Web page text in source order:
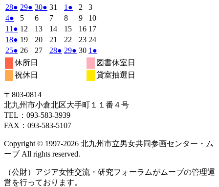
曜
日
曜
日
曜
日
曜
日
曜
日
曜
日
282022
年
3
月
28
日
● (1
件
の
イ
ベ
ン
ト)
292022
年
29
日
● (1
件
の
イ
ベ
ン
ト)
302022
30
日
● (1
件
の
イ
ベ
31
2022
31
日
1 2022
4
月
1
日
●
件
の
イ
ベ
2 2022
年
4
月
2
日
32022
年
4
月
3
日
42022
年
4
月
4
日
●
件
の
イ
ベ
ン
ト)
52022
年
4
月
5
日
62022
年
4
月
6
72022
年
4
月
7
82022
年
4
月
8
92022
年
4
月
9
102022
年
10
日
11 2022
年
4
月
11
日
● (1
件
の
イ
ベ
ン
12 2022
年
12
日
132022
年
4
月
142022
4
月
152022
4
月
162022
年
4
月
172022
月
17
日
182022
年
4
月
18
● (1
件
の
イ
ベ
ト)
192022
年
4
月
19
202022
年
21
2022
年
22 2022
年
232022
年
4
月
242022
年
4
月
24
252022
年
4
月
日
● (1
件
の
イ
ベ
ン
ト)
262022
年
4
月
日
272022
282022
● (1
ン
ト)
292022
● (1
ン
ト)
302022
年
4
1 2022
年
5
月
●
件
の
イ
ン
休所日
図書休室日
祝休日
貸室抽選日
〒803‐0814
北九州市小倉北区大手町１１番４号
TEL：093‐583‐3939
FAX：093‐583‐5107
Copyright © 1997‐2026 北九州市立男女共同参画センター・ム
ーブ All rights reserved.
（公財）アジア女性交流・研究フォーラムがムーブの管理運
営を行っております。